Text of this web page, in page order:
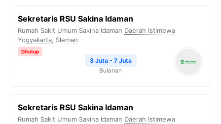
Sekretaris RSU Sakina Idaman
Rumah Sakit Umum Sakina Idaman Daerah Istimewa
Yogyakarta, Sleman
Ditutup
3 Juta - 7 Juta
Bulanan
Sekretaris RSU Sakina Idaman
Rumah Sakit Umum Sakina Idaman Daerah Istimewa